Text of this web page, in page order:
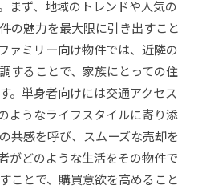
まず、地域のトレンドや人気の
の魅力を最大限に引き出すこと
ァミリー向け物件では、近隣の
することで、家族にとっての住
。単身者向けには交通アクセス
ようなライフスタイルに寄り添
共感を呼び、スムーズな売却を
がどのような生活をその物件で
ことで、購買意欲を高めること